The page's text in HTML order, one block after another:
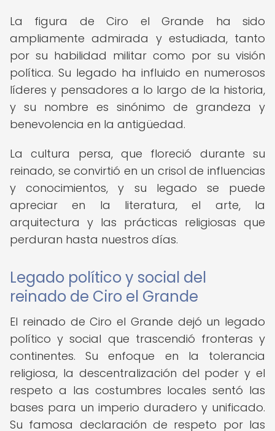
La figura de Ciro el Grande ha sido
ampliamente admirada y estudiada, tanto
por su habilidad militar como por su visión
política. Su legado ha influido en numerosos
líderes y pensadores a lo largo de la historia,
y su nombre es sinónimo de grandeza y
benevolencia en la antigüedad.
La cultura persa, que floreció durante su
reinado, se convirtió en un crisol de influencias
y conocimientos, y su legado se puede
apreciar en la literatura, el arte, la
arquitectura y las prácticas religiosas que
perduran hasta nuestros días.
Legado político y social del
reinado de Ciro el Grande
El reinado de Ciro el Grande dejó un legado
político y social que trascendió fronteras y
continentes. Su enfoque en la tolerancia
religiosa, la descentralización del poder y el
respeto a las costumbres locales sentó las
bases para un imperio duradero y unificado.
Su famosa declaración de respeto por las